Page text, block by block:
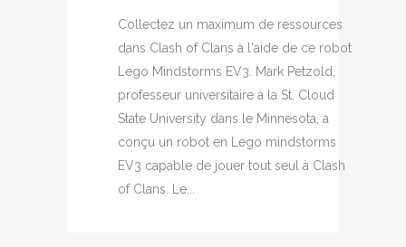
Collectez un maximum de ressources
dans Clash of Clans à l'aide de ce robot
Lego Mindstorms EV3. Mark Petzold,
professeur universitaire à la St. Cloud
State University dans le Minnesota, a
conçu un robot en Lego mindstorms
EV3 capable de jouer tout seul à Clash
of Clans. Le...